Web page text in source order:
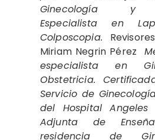
Ginecología y
Especialista en
Colposcopia.
Miriam Negrin Pérez
especialista en
Obstetricia.
Servicio de
del Hospital Angeles
Adjunta de
residencia de